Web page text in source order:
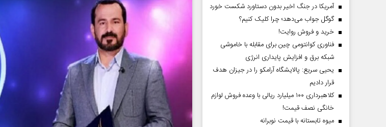
آمریکا در جنگ اخیر بدون دستاورد شکست خورد
گوگل جواب می‌دهد؛ چرا کلیک کنیم؟
خرید و فروش روایت!
فناوری کوانتومی چین برای مقابله با خاموشی
شبکه برق و افزایش پایداری انرژی
یحیی سریع: پالایشگاه آرامکو را در جیزان هدف
قرار دادیم
کلاهبرداری ۱۰۰ میلیارد ریالی با وعده فروش لوازم
خانگی نصف قیمت!
میوه تابستانه با قیمت نوبرانه